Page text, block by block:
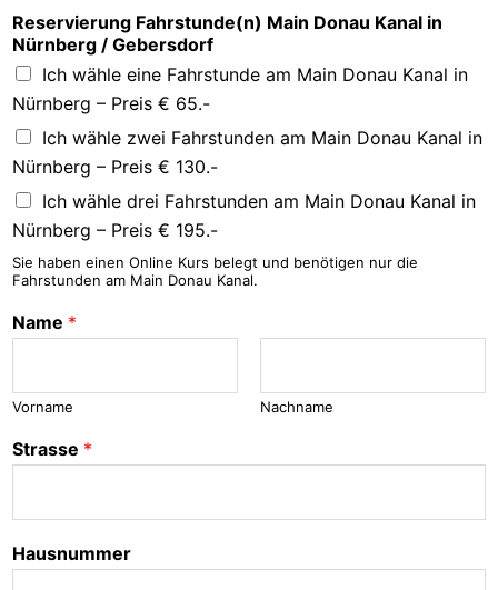
Reservierung Fahrstunde(n) Main Donau Kanal in
Nürnberg / Gebersdorf
Ich wähle eine Fahrstunde am Main Donau Kanal in
Nürnberg – Preis € 65.-
Ich wähle zwei Fahrstunden am Main Donau Kanal in
Nürnberg – Preis € 130.-
Ich wähle drei Fahrstunden am Main Donau Kanal in
Nürnberg – Preis € 195.-
Sie haben einen Online Kurs belegt und benötigen nur die
Fahrstunden am Main Donau Kanal.
Name *
Vorname Nachname
Strasse *
Hausnummer